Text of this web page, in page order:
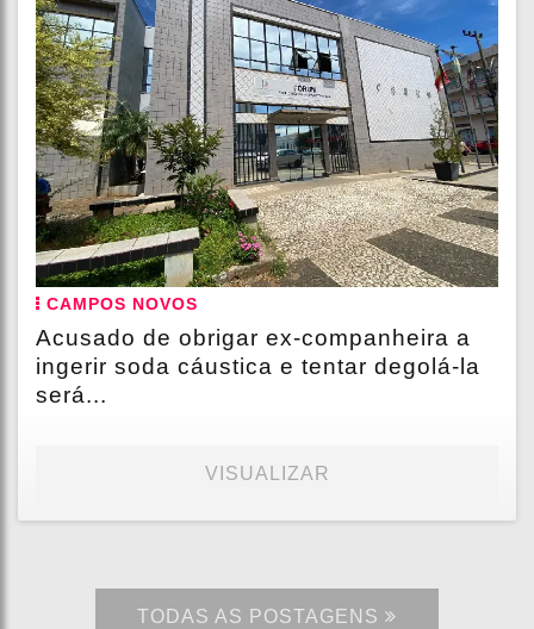
CAMPOS NOVOS
Acusado de obrigar ex-companheira a
ingerir soda cáustica e tentar degolá-la
será...
VISUALIZAR
TODAS AS POSTAGENS